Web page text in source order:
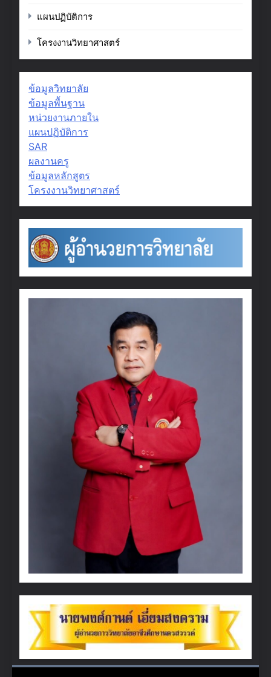
แผนปฏิบัติการ
โครงงานวิทยาศาสตร์
ข้อมูลวิทยาลัย
ข้อมูลพื้นฐาน
หน่วยงานภายใน
แผนปฏิบัติการ
SAR
ผลงานครู
ข้อมูลหลักสูตร
โครงงานวิทยาศาสตร์